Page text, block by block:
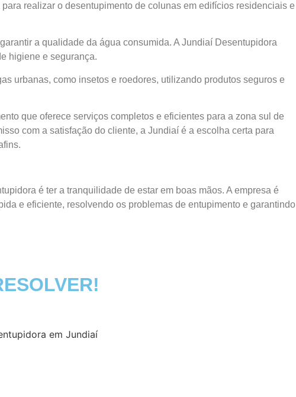
realizar o desentupimento de colunas em edifícios residenciais e
a qualidade da água consumida. A Jundiaí Desentupidora
higiene e segurança.
urbanas, como insetos e roedores, utilizando produtos seguros e
que oferece serviços completos e eficientes para a zona sul de
com a satisfação do cliente, a Jundiaí é a escolha certa para
é ter a tranquilidade de estar em boas mãos. A empresa é
e eficiente, resolvendo os problemas de entupimento e garantindo